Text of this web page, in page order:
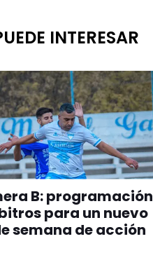
INTERESAR
B: programación
para un nuevo
semana de acción